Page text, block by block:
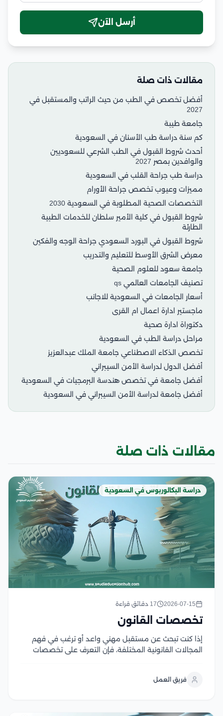
أرسل الآن
مقالات ذات صلة
أفضل تخصص في الطب من حيث الراتب والمستقبل في
2027
جامعة طيبة
كم سنة دراسة طب الأسنان في السعودية
أحدث شروط القبول في الطب الشرعي للسعوديين
والوافدين بمصر 2027
دراسة طب جراحة القلب في السعودية
مميزات وعيوب تخصص جراحة الأورام
التخصصات الصحية المطلوبة في السعودية 2030
شروط القبول في كلية الأمير سلطان للخدمات الطبية
الطارئة
شروط القبول في البورد السعودي جراحة الوجه والفكين
معرض الشرق الأوسط للتعليم والتدريب
جامعة سعود للعلوم الصحية
تصنيف الجامعات العالمي qs
أسعار الجامعات في السعودية للاجانب
ماجستير ادارة اعمال ام القرى
دكتوراة ادارة صحية
مراحل دراسة الطب في السعودية
تخصص الذكاء الاصطناعي جامعة الملك عبدالعزيز
أفضل الدول لدراسة الأمن السيبراني
أفضل جامعة في تخصص هندسة البرمجيات في السعودية
أفضل جامعة لدراسة الأمن السيبراني في السعودية
مقالات ذات صلة
دراسة البكالوريوس في السعودية
2026-07-15 17 دقائق قراءة
تخصصات القانون
إذا كنت تبحث عن مستقبل مهني واعد أو ترغب في فهم
المجالات القانونية المختلفة، فإن التعرف على تخصصات
متنوعة وتفتح أبواب واسعة للعمل...
فريق العمل